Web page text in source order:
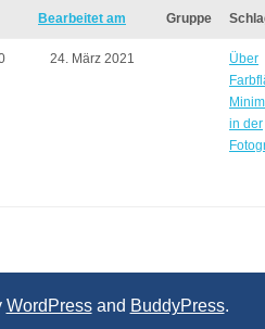
Bearbeitet am Gruppe
24. März 2021
Über
in der
WordPressand BuddyPress.